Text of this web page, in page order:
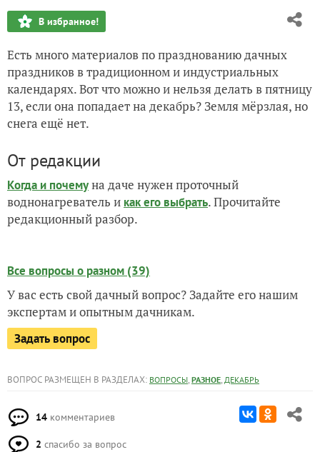
В избранное!
Есть много материалов по празднованию дачных
праздников в традиционном и индустриальных
календарях. Вот что можно и нельзя делать в пятницу
13, если она попадает на декабрь? Земля мёрзлая, но
снега ещё нет.
От редакции
Когда и почемуна даче нужен проточный
воднонагреватель и как его выбрать. Прочитайте
редакционный разбор.
Все вопросы о разном (39)
У вас есть свой дачный вопрос? Задайте его нашим
экспертам и опытным дачникам.
Задать вопрос
ВОПРОС РАЗМЕЩЕН В РАЗДЕЛАХ: ВОПРОСЫ, РАЗНОЕ, ДЕКАБРЬ
14 комментариев
2 спасибо за вопрос